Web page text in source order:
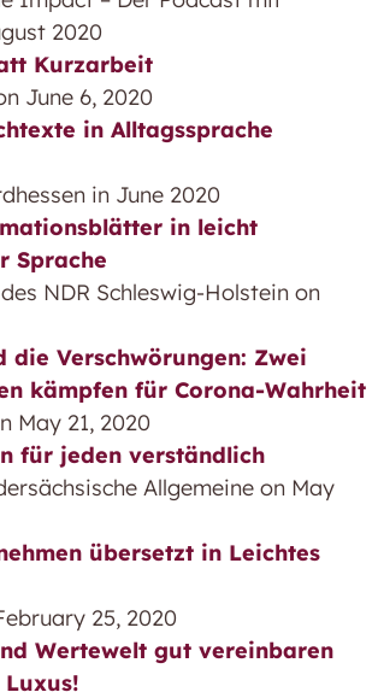
2020
Kurzarbeit
June 6, 2020
in Alltagssprache
in June 2020
in leicht
Sprache
NDR Schleswig-Holstein on
die Verschwörungen: Zwei
kämpfen für Corona-Wahrheit
May 21, 2020
für jeden verständlich
Allgemeine on May
übersetzt in Leichtes
25, 2020
Wertewelt gut vereinbaren